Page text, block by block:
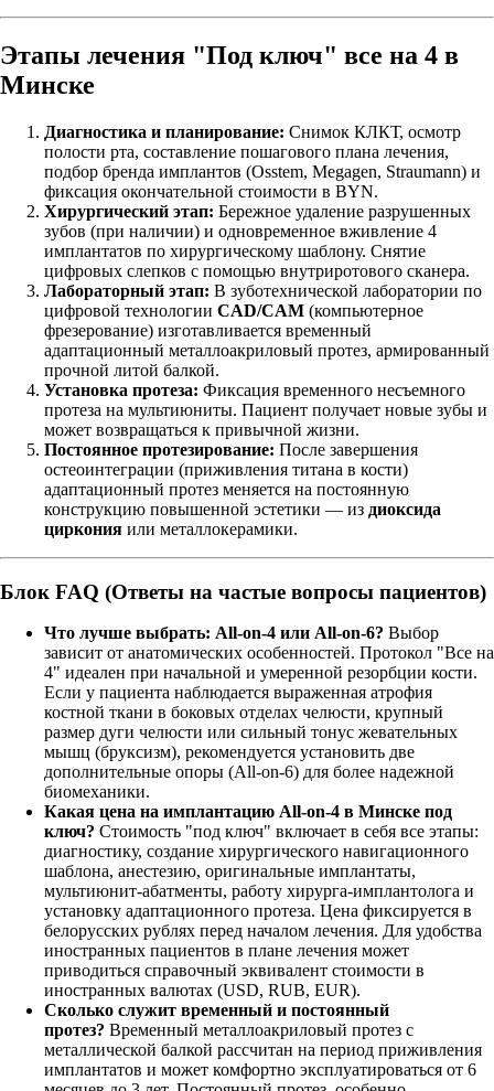
Этапы лечения "Под ключ" все на 4 в
Минске
Диагностика и планирование: Снимок КЛКТ, осмотр
полости рта, составление пошагового плана лечения,
подбор бренда имплантов (Osstem, Megagen, Straumann) и
фиксация окончательной стоимости в BYN.
Хирургический этап: Бережное удаление разрушенных
зубов (при наличии) и одновременное вживление 4
имплантатов по хирургическому шаблону. Снятие
цифровых слепков с помощью внутриротового сканера.
Лабораторный этап: В зуботехнической лаборатории по
цифровой технологии CAD/CAM (компьютерное
фрезерование) изготавливается временный
адаптационный металлоакриловый протез, армированный
прочной литой балкой.
Установка протеза: Фиксация временного несъемного
протеза на мультиюниты. Пациент получает новые зубы и
может возвращаться к привычной жизни.
Постоянное протезирование: После завершения
остеоинтеграции (приживления титана в кости)
адаптационный протез меняется на постоянную
конструкцию повышенной эстетики — из диоксида
циркония или металлокерамики.
Блок FAQ (Ответы на частые вопросы пациентов)
Что лучше выбрать: All-on-4 или All-on-6? Выбор
зависит от анатомических особенностей. Протокол "Все на
4" идеален при начальной и умеренной резорбции кости.
Если у пациента наблюдается выраженная атрофия
костной ткани в боковых отделах челюсти, крупный
размер дуги челюсти или сильный тонус жевательных
мышц (бруксизм), рекомендуется установить две
дополнительные опоры (All-on-6) для более надежной
биомеханики.
Какая цена на имплантацию All-on-4 в Минске под
ключ? Стоимость "под ключ" включает в себя все этапы:
диагностику, создание хирургического навигационного
шаблона, анестезию, оригинальные имплантаты,
мультиюнит-абатменты, работу хирурга-имплантолога и
установку адаптационного протеза. Цена фиксируется в
белорусских рублях перед началом лечения. Для удобства
иностранных пациентов в плане лечения может
приводиться справочный эквивалент стоимости в
иностранных валютах (USD, RUB, EUR).
Сколько служит временный и постоянный
протез? Временный металлоакриловый протез с
металлической балкой рассчитан на период приживления
имплантатов и может комфортно эксплуатироваться от 6